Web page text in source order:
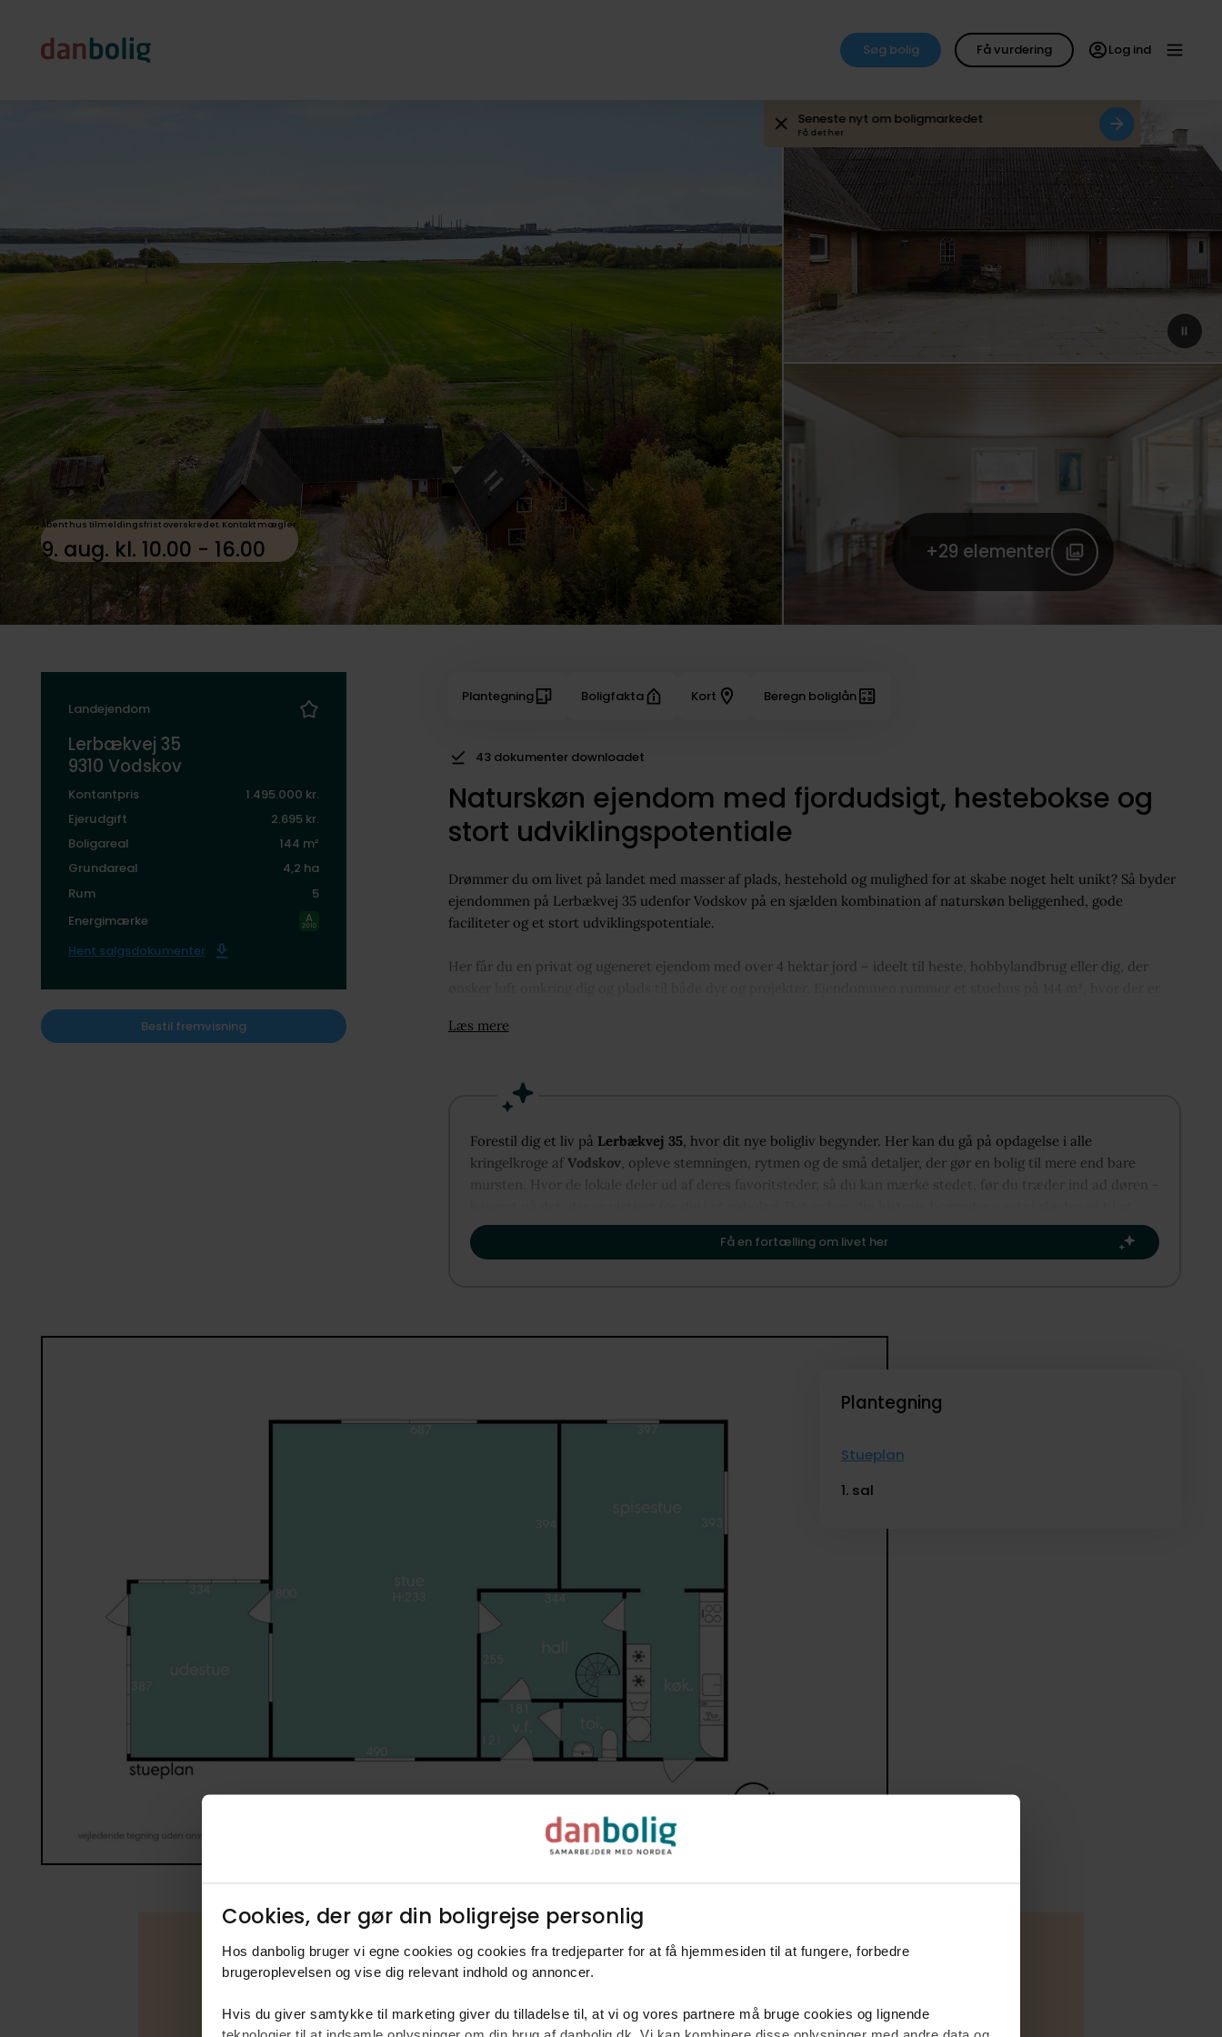
Cookies, der gør din boligrejse personlig​
Hos danbolig bruger vi egne cookies og cookies fra tredjeparter for at få hjemmesiden til at fungere, forbedre
brugeroplevelsen og vise dig relevant indhold og annoncer.​
Hvis du giver samtykke til marketing giver du tilladelse til, at vi og vores partnere må bruge cookies og lignende
Søg bolig Få vurdering Log ind
Seneste nyt om boligmarkedet
Få det her
+29 elementer
Åbent hus tilmeldingsfrist overskredet. Kontakt mægler.
9. aug. kl. 10.00 - 16.00
Landejendom
Lerbækvej 35
9310 Vodskov
Kontantpris
1.495.000 kr.
Ejerudgift
2.695 kr.
Boligareal
144 m²
Grundareal
4,2 ha
Rum
5
Energimærke
Hent salgsdokumenter
Bestil fremvisning
Plantegning Boligfakta Kort Beregn boliglån
43 dokumenter downloadet
Naturskøn ejendom med fjordudsigt, hestebokse og
stort udviklingspotentiale
Drømmer du om livet på landet med masser af plads, hestehold og mulighed for at skabe noget helt unikt? Så byder
ejendommen på Lerbækvej 35 udenfor Vodskov på en sjælden kombination af naturskøn beliggenhed, gode
faciliteter og et stort udviklingspotentiale.
Her får du en privat og ugeneret ejendom med over 4 hektar jord – ideelt til heste, hobbylandbrug eller dig, der
komforten med en nyere luft-til-vand varmepumpe, som bidrager til en mere energieffektiv hverdag.
hestebokse samt god plads til værksted, garage, opbevaring eller kreative hobbyaktiviteter. For hesteinteresserede
Ejendommen ligger fredeligt placeret med udsigt til fjorden og samtidig kun få minutters kørsel fra Vodskov og
Aalborg, så du får det bedste fra begge verdener – landlig idyl og nem adgang til byens faciliteter.
Her er mulighederne mange for den visionære køber, der ønsker at skabe sin egen landejendom med plads til både
drømme og ambitioner.
Læs mere
Forestil dig et liv på Lerbækvej 35, hvor dit nye boligliv begynder. Her kan du gå på opdagelse i alle
kringelkroge afVodskov, opleve stemningen, rytmen og de små detaljer, der gør en bolig til mere end bare
mursten. Hvor de lokale deler ud af deres favoritsteder, så du kan mærke stedet, før du træder ind ad døren -
vise dig, hvordan Vodskov kan danne rammen om dit næste kapitel.​
Få en fortælling om livet her
Plantegning
Stueplan
1. sal